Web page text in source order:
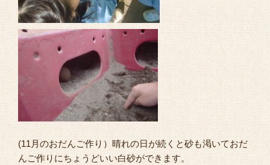
(11月のおだんご作り）晴れの日が続くと砂も渇いておだ
んご作りにちょうどいい白砂ができます。